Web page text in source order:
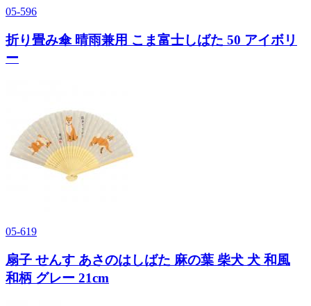
05-596
折り畳み傘 晴雨兼用 こま富士しばた 50 アイボリ
ー
05-619
扇子 せんす あさのはしばた 麻の葉 柴犬 犬 和風
和柄 グレー 21cm